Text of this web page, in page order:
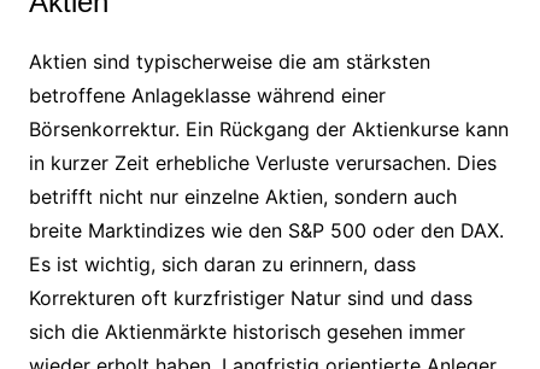
Aktien sind typischerweise die am stärksten
betroffene Anlageklasse während einer
Börsenkorrektur. Ein Rückgang der Aktienkurse kann
in kurzer Zeit erhebliche Verluste verursachen. Dies
betrifft nicht nur einzelne Aktien, sondern auch
breite Marktindizes wie den S&P 500 oder den DAX.
Es ist wichtig, sich daran zu erinnern, dass
Korrekturen oft kurzfristiger Natur sind und dass
sich die Aktienmärkte historisch gesehen immer